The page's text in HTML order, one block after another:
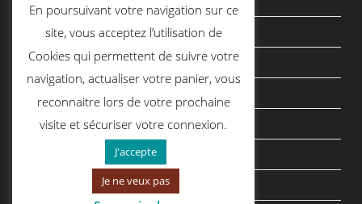
Les Fiches Techniques et les Tutos
Le Blog
Conditions générales de vente
Mentions légales
Politique de confidentialité
politique de cookies
En poursuivant votre navigation sur ce
site, vous acceptez l’utilisation de
Cookies qui permettent de suivre votre
navigation, actualiser votre panier, vous
reconnaitre lors de votre prochaine
visite et sécuriser votre connexion.
J'accepte
Je ne veux pas